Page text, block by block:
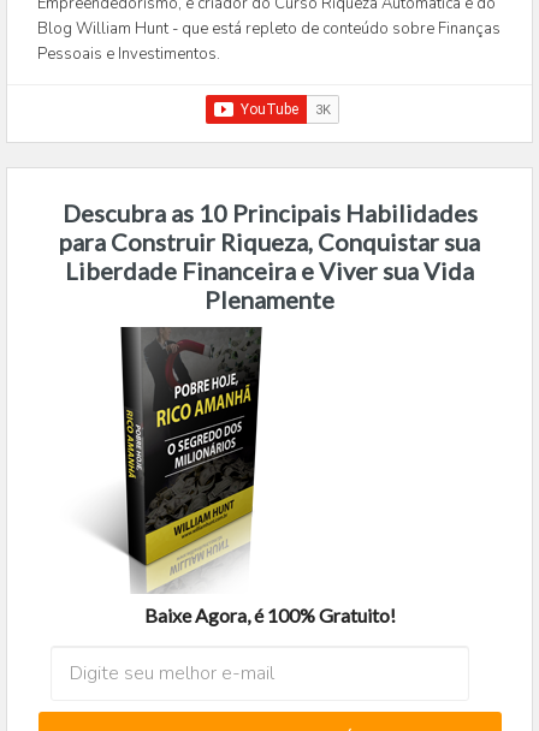
Blog William Hunt - que está repleto de conteúdo sobre Finanças
Pessoais e Investimentos.
Descubra as 10 Principais Habilidades
para Construir Riqueza, Conquistar sua
Liberdade Financeira e Viver sua Vida
Plenamente
Baixe Agora, é 100% Gratuito!